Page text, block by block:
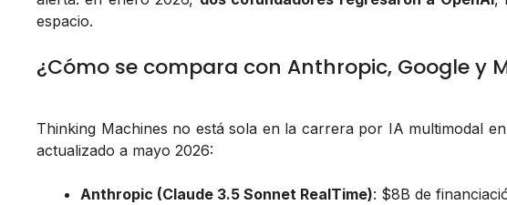
espacio.
¿Cómo se compara con Anthropic, Google y
Thinking Machines no está sola en la carrera por IA multimodal
actualizado a mayo 2026:
Anthropic (Claude 3.5 Sonnet RealTime): $8B de